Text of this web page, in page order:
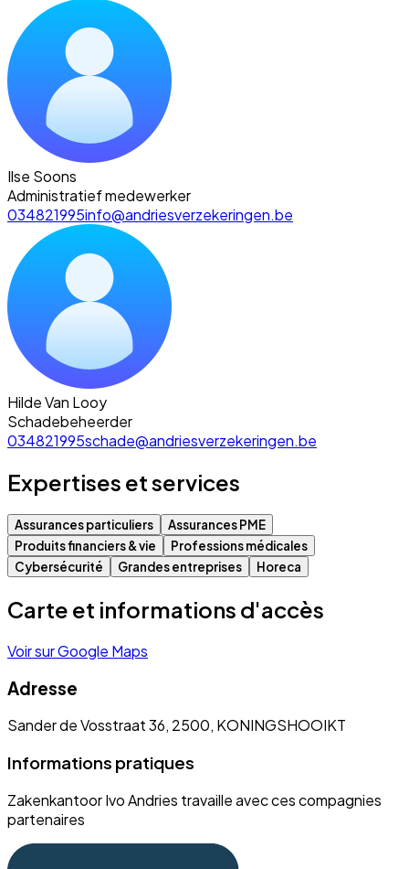
Ilse Soons
Administratief medewerker
034821995info@andriesverzekeringen.be
Hilde Van Looy
Schadebeheerder
034821995schade@andriesverzekeringen.be
Expertises et services
Assurances particuliers
Assurances PME
Produits financiers & vie
Professions médicales
Cybersécurité
Grandes entreprises Horeca
Carte et informations d'accès
Voir sur Google Maps
Adresse
Sander de Vosstraat 36, 2500, KONINGSHOOIKT
Informations pratiques
Zakenkantoor Ivo Andries travaille avec ces compagnies
partenaires